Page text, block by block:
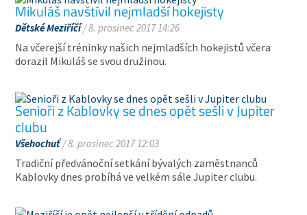
Mikuláš navštívil nejmladší hokejisty
Dětské Meziříčí/ 8. prosinec 2017 14:26
Na včerejší tréninky našich nejmladších hokejistů včera
dorazil Mikuláš se svou družinou.
Senioři z Kablovky se dnes opět sešli v Jupiter
clubu
Všehochuť/ 8. prosinec 2017 12:03
Tradiční předvánoční setkání bývalých zaměstnanců
Kablovky dnes probíhá ve velkém sále Jupiter clubu.